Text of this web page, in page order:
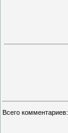
Всего комментариев: